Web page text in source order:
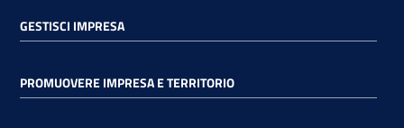
GESTISCI IMPRESA
PROMUOVERE IMPRESA E TERRITORIO